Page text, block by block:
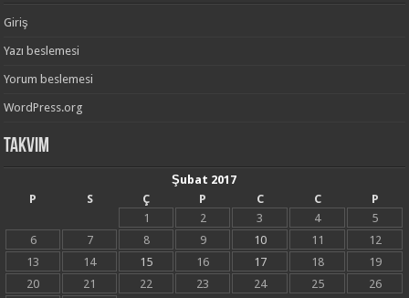
Giriş
Yazı beslemesi
Yorum beslemesi
WordPress.org
Takvim
Şubat 2017
P
S Ç P C C
P
1
2 3 4
5
6
7 8 9 10 11
12
13
14 15 16 17 18
19
20
21 22 23 24 25
26